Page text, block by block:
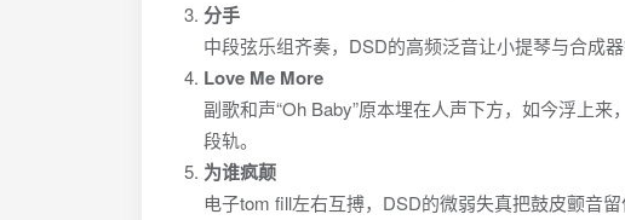
分手
中段弦乐组齐奏，DSD的高频泛音让小提琴与合成
Love Me More
副歌和声“Oh Baby”原本埋在人声下方，如今浮上
段轨。
为谁疯颠
电子tom fill左右互搏，DSD的微弱失真把鼓皮颤音